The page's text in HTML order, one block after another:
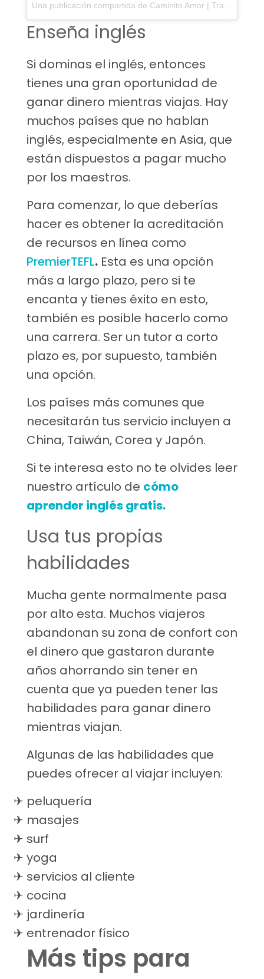
Una publicación compartida de Caminito Amor | Travel Blog 🌍
Enseña inglés
Si dominas el inglés, entonces
tienes una gran oportunidad de
ganar dinero mientras viajas. Hay
muchos países que no hablan
inglés, especialmente en Asia, que
están dispuestos a pagar mucho
por los maestros.
Para comenzar, lo que deberías
hacer es obtener la acreditación
de recursos en línea como
PremierTEFL. Esta es una opción
más a largo plazo, pero si te
encanta y tienes éxito en esto,
también es posible hacerlo como
una carrera. Ser un tutor a corto
plazo es, por supuesto, también
una opción.
Los países más comunes que
necesitarán tus servicio incluyen a
China, Taiwán, Corea y Japón.
Si te interesa esto no te olvides leer
nuestro artículo de cómo
aprender inglés gratis.
Usa tus propias
habilidades
Mucha gente normalmente pasa
por alto esta. Muchos viajeros
abandonan su zona de confort con
el dinero que gastaron durante
años ahorrando sin tener en
cuenta que ya pueden tener las
habilidades para ganar dinero
mientras viajan.
Algunas de las habilidades que
puedes ofrecer al viajar incluyen:
peluquería
masajes
surf
yoga
servicios al cliente
cocina
jardinería
entrenador físico
Más tips para